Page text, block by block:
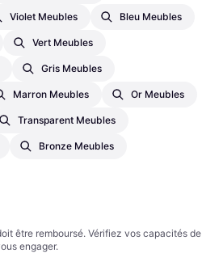
Violet Meubles Bleu Meubles
Vert Meubles
Gris Meubles
Marron Meubles Or Meubles
Transparent Meubles
Bronze Meubles
être remboursé. Vérifiez vos capacités de
engager.